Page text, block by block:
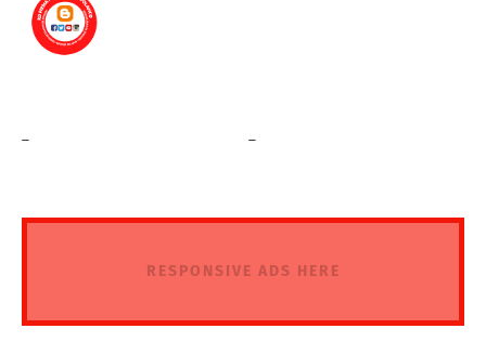
RESPONSIVE ADS HERE